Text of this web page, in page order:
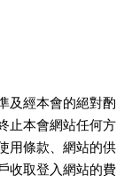
及經本會的絕對酌
止本會網站任何方
用條款、網站的供
收取登入網站的費